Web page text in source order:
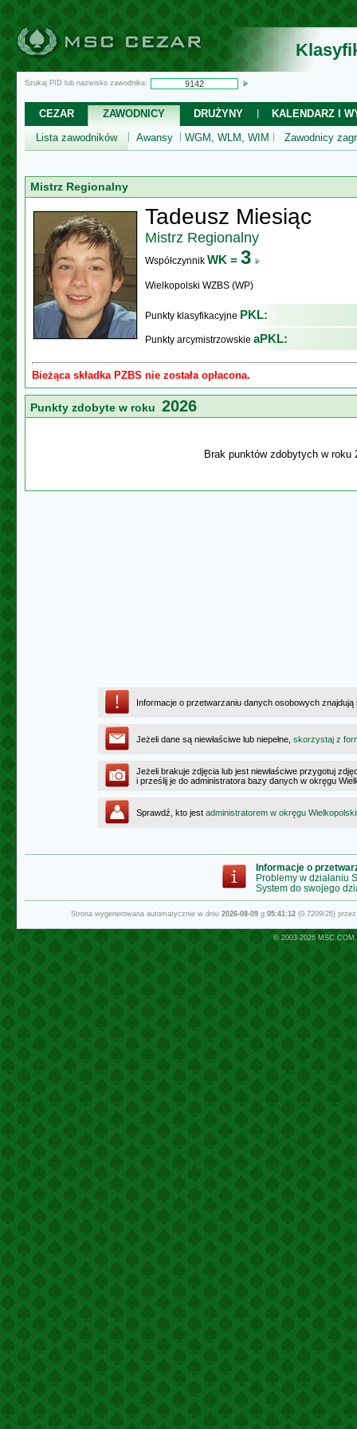
Szukaj PID lub nazwisko zawodnika:
CEZAR ZAWODNICY DRUŻYNY
KALENDARZ I
Lista zawodników
Awansy WGM, WLM, WIM Zawodnicy
Mistrz Regionalny
Tadeusz Miesiąc
Mistrz Regionalny
Współczynnik WK = 3
Wielkopolski WZBS (WP)
Punkty klasyfikacyjne PKL:
Punkty arcymistrzowskie aPKL:
Bieżąca składka PZBS nie została opłacona.
Punkty zdobyte w roku 2026
Brak punktów zdobytych w roku
Informacje o przetwarzaniu danych osobowych
Jeżeli dane są niewłaściwe lub niepełne, skorzystaj z
Jeżeli brakuje zdjęcia lub jest niewłaściwe przygotuj
i prześlij je do administratora bazy danych w okręgu
Sprawdź, kto jest administratorem w okręgu
Informacje o
Problemy w działaniu
System do swojego
Strona wygenerowana automatycznie w dniu 2026-08-09g.05:41:12(0.7209/26)
© 2003-2026